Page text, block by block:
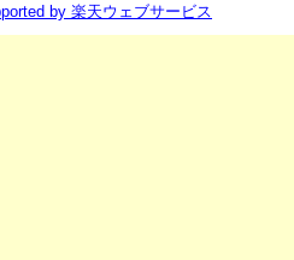
by 楽天ウェブサービス